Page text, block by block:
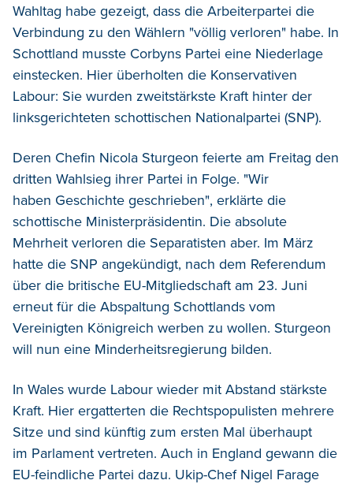
Wahltag habe gezeigt, dass die Arbeiterpartei die
Verbindung zu den Wählern "völlig verloren" habe. In
Schottland musste Corbyns Partei eine Niederlage
einstecken. Hier überholten die Konservativen
Labour: Sie wurden zweitstärkste Kraft hinter der
linksgerichteten schottischen Nationalpartei (SNP).
Deren Chefin Nicola Sturgeon feierte am Freitag den
dritten Wahlsieg ihrer Partei in Folge. "Wir
haben Geschichte geschrieben", erklärte die
schottische Ministerpräsidentin. Die absolute
Mehrheit verloren die Separatisten aber. Im März
hatte die SNP angekündigt, nach dem Referendum
über die britische EU-Mitgliedschaft am 23. Juni
erneut für die Abspaltung Schottlands vom
Vereinigten Königreich werben zu wollen. Sturgeon
will nun eine Minderheitsregierung bilden.
In Wales wurde Labour wieder mit Abstand stärkste
Kraft. Hier ergatterten die Rechtspopulisten mehrere
Sitze und sind künftig zum ersten Mal überhaupt
im Parlament vertreten. Auch in England gewann die
EU-feindliche Partei dazu. Ukip-Chef Nigel Farage